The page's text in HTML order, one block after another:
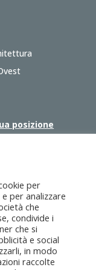
posizione
per
per analizzare
che
condivide i
che si
e social
in modo
raccolte